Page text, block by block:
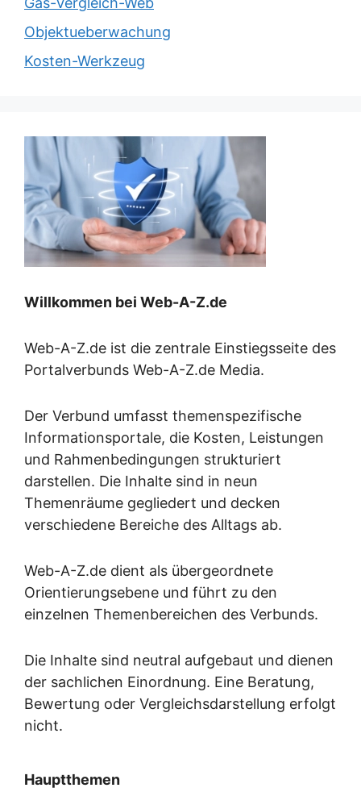
Objektueberwachung
Kosten-Werkzeug
Willkommen bei Web-A-Z.de
Web-A-Z.de ist die zentrale Einstiegsseite des
Portalverbunds Web-A-Z.de Media.
Der Verbund umfasst themenspezifische
Informationsportale, die Kosten, Leistungen
und Rahmenbedingungen strukturiert
darstellen. Die Inhalte sind in neun
Themenräume gegliedert und decken
verschiedene Bereiche des Alltags ab.
Web-A-Z.de dient als übergeordnete
Orientierungsebene und führt zu den
einzelnen Themenbereichen des Verbunds.
Die Inhalte sind neutral aufgebaut und dienen
der sachlichen Einordnung. Eine Beratung,
Bewertung oder Vergleichsdarstellung erfolgt
nicht.
Hauptthemen